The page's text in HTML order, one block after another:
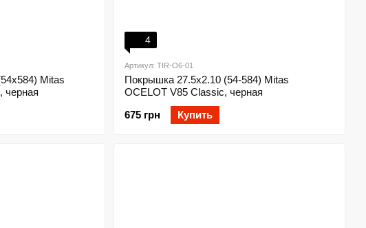
Mitas
черная
4
Артикул: TIR-O6-01
Покрышка 27.5x2.10 (54-584) Mitas
OCELOT V85 Classic, черная
675 грн
Купить